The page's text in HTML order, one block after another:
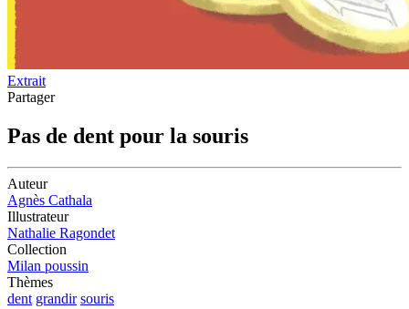
Extrait
Partager
Pas de dent pour la souris
Auteur
Agnès Cathala
Illustrateur
Nathalie Ragondet
Collection
Milan poussin
Thèmes
dent grandir souris